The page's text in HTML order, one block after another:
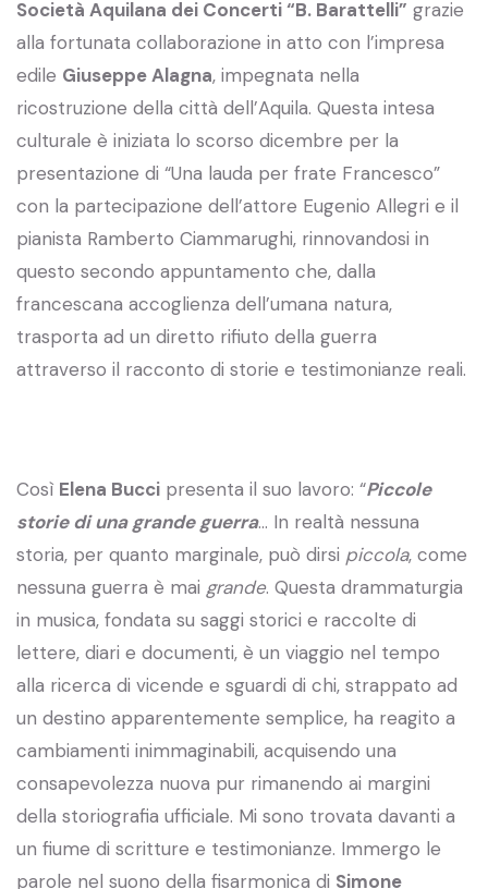
Società Aquilana dei Concerti “B. Barattelli” grazie
alla fortunata collaborazione in atto con l’impresa
edile Giuseppe Alagna, impegnata nella
ricostruzione della città dell’Aquila. Questa intesa
culturale è iniziata lo scorso dicembre per la
presentazione di “Una lauda per frate Francesco”
con la partecipazione dell’attore Eugenio Allegri e il
pianista Ramberto Ciammarughi, rinnovandosi in
questo secondo appuntamento che, dalla
francescana accoglienza dell’umana natura,
trasporta ad un diretto rifiuto della guerra
attraverso il racconto di storie e testimonianze reali.
Così Elena Bucci presenta il suo lavoro: “Piccole
storie di una grande guerra… In realtà nessuna
storia, per quanto marginale, può dirsi piccola, come
nessuna guerra è mai grande. Questa drammaturgia
in musica, fondata su saggi storici e raccolte di
lettere, diari e documenti, è un viaggio nel tempo
alla ricerca di vicende e sguardi di chi, strappato ad
un destino apparentemente semplice, ha reagito a
cambiamenti inimmaginabili, acquisendo una
consapevolezza nuova pur rimanendo ai margini
della storiografia ufficiale. Mi sono trovata davanti a
un fiume di scritture e testimonianze. Immergo le
parole nel suono della fisarmonica di Simone